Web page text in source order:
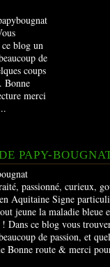
blog un
de
coups
Bonne
merci
PAPY-